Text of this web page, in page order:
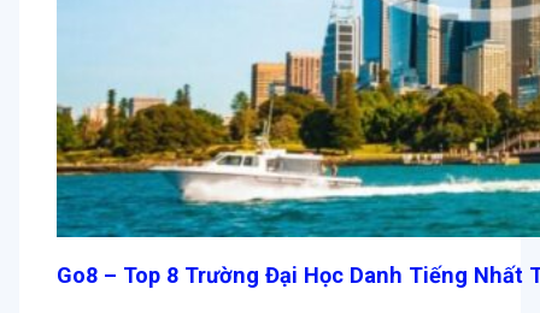
Go8 – Top 8 Trường Đại Học Danh Tiếng Nhất